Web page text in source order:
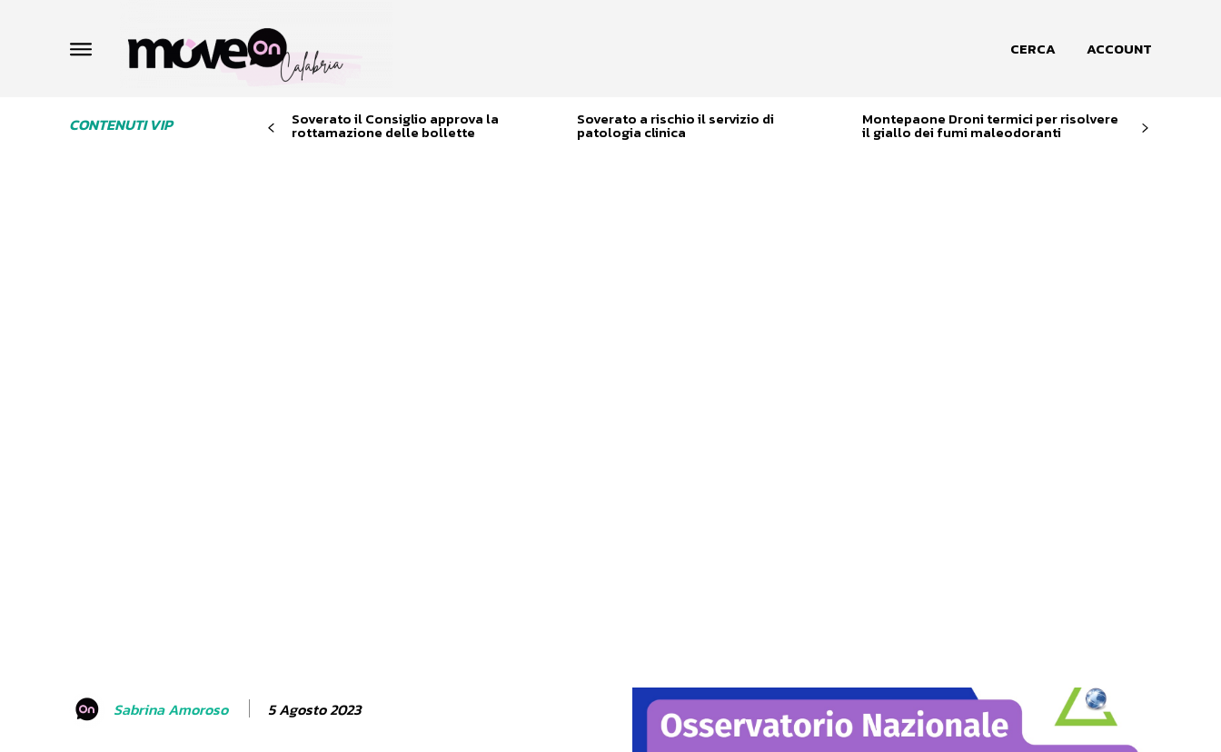
CERCA ACCOUNT
CONTENUTI VIP Soverato il Consiglio approva la
rottamazione delle bollette
Soverato a rischio il servizio di
patologia clinica
Montepaone Droni termici per risolvere
il giallo dei fumi maleodoranti
Sabrina Amoroso 5 Agosto 2023